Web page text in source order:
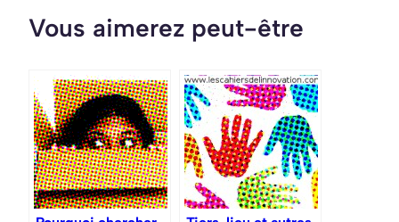
Vous aimerez peut-être